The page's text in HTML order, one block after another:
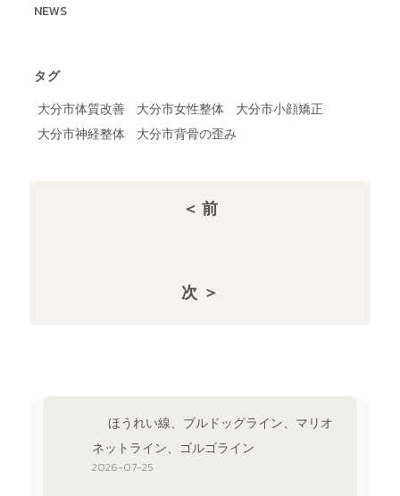
NEWS
タグ
大分市体質改善
大分市女性整体
大分市小顔矯正
大分市神経整体
大分市背骨の歪み
＜ 前
次 ＞
ほうれい線、ブルドッグライン、マリオ
ネットライン、ゴルゴライン
2026-07-25